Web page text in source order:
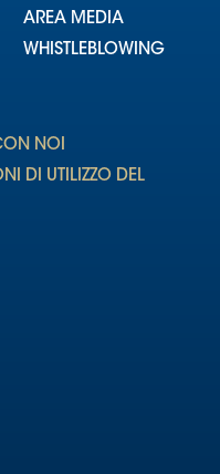
AREA MEDIA
WHISTLEBLOWING
NOI
DI UTILIZZO DEL